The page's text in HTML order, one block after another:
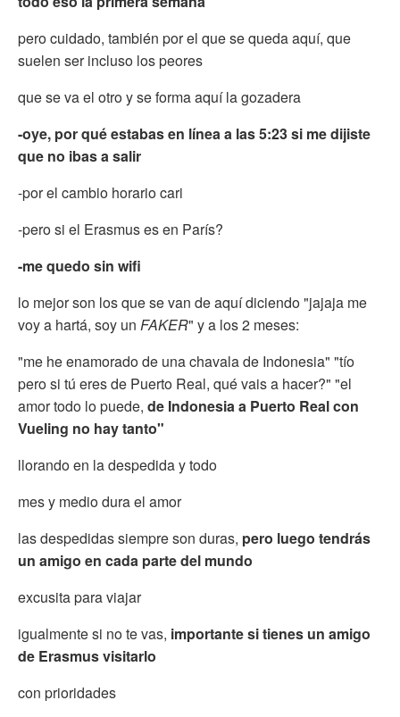
pero cuidado, también por el que se queda aquí, que
suelen ser incluso los peores
que se va el otro y se forma aquí la gozadera
-oye, por qué estabas en línea a las 5:23 si me dijiste
que no ibas a salir
-por el cambio horario cari
-pero si el Erasmus es en París?
-me quedo sin wifi
lo mejor son los que se van de aquí diciendo "jajaja me
voy a hartá, soy un FAKER" y a los 2 meses:
"me he enamorado de una chavala de Indonesia" "tío
pero si tú eres de Puerto Real, qué vais a hacer?" "el
amor todo lo puede, de Indonesia a Puerto Real con
Vueling no hay tanto"
llorando en la despedida y todo
mes y medio dura el amor
las despedidas siempre son duras, pero luego tendrás
un amigo en cada parte del mundo
excusita para viajar
igualmente si no te vas, importante si tienes un amigo
de Erasmus visitarlo
con prioridades